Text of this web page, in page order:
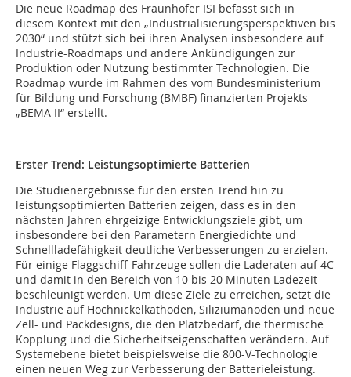
Die neue Roadmap des Fraunhofer ISI befasst sich in
diesem Kontext mit den „Industrialisierungsperspektiven bis
2030“ und stützt sich bei ihren Analysen insbesondere auf
Industrie-Roadmaps und andere Ankündigungen zur
Produktion oder Nutzung bestimmter Technologien. Die
Roadmap wurde im Rahmen des vom Bundesministerium
für Bildung und Forschung (BMBF) finanzierten Projekts
„BEMA II“ erstellt.
Erster Trend: Leistungsoptimierte Batterien
Die Studienergebnisse für den ersten Trend hin zu
leistungsoptimierten Batterien zeigen, dass es in den
nächsten Jahren ehrgeizige Entwicklungsziele gibt, um
insbesondere bei den Parametern Energiedichte und
Schnellladefähigkeit deutliche Verbesserungen zu erzielen.
Für einige Flaggschiff-Fahrzeuge sollen die Laderaten auf 4C
und damit in den Bereich von 10 bis 20 Minuten Ladezeit
beschleunigt werden. Um diese Ziele zu erreichen, setzt die
Industrie auf Hochnickelkathoden, Siliziumanoden und neue
Zell- und Packdesigns, die den Platzbedarf, die thermische
Kopplung und die Sicherheitseigenschaften verändern. Auf
Systemebene bietet beispielsweise die 800-V-Technologie
einen neuen Weg zur Verbesserung der Batterieleistung.